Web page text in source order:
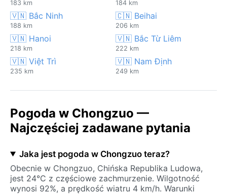
183 km 184 km
🇻🇳 Bắc Ninh
188 km
🇨🇳 Beihai
206 km
🇻🇳 Hanoi
218 km
🇻🇳 Bắc Từ Liêm
222 km
🇻🇳 Việt Trì
235 km
🇻🇳 Nam Định
249 km
Pogoda w Chongzuo —
Najczęściej zadawane pytania
Jaka jest pogoda w Chongzuo teraz?
Obecnie w Chongzuo, Chińska Republika Ludowa,
jest 24°C z częściowe zachmurzenie. Wilgotność
wynosi 92%, a prędkość wiatru 4 km/h. Warunki